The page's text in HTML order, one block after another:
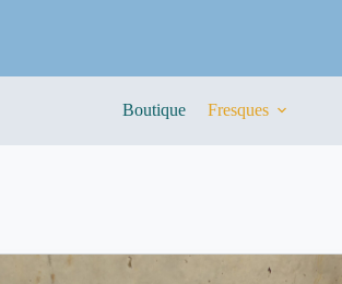
Boutique Fresques